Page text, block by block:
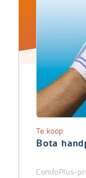
Bota
Te koop
ComfoPlus-